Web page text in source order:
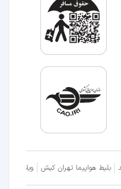
بلیط هواپیما تهران کیش ویلا شمال